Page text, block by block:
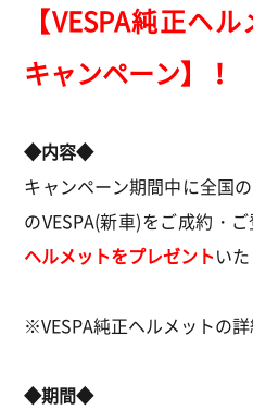
【VESPA純正ヘ
キャンペーン】！
◆内容◆
キャンペーン期間中に全国
のVESPA(新車)をご成約・
ヘルメットをプレゼントい
※VESPA純正ヘルメットの
◆期間◆